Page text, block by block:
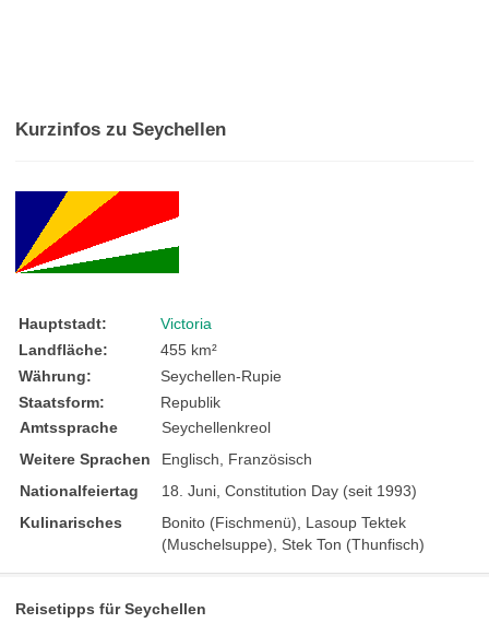
Kurzinfos zu Seychellen
Hauptstadt:
Victoria
Landfläche:
455 km²
Währung:
Seychellen-Rupie
Staatsform:
Republik
Amtssprache
Seychellenkreol
Weitere Sprachen
Englisch, Französisch
Nationalfeiertag
18. Juni, Constitution Day (seit 1993)
Kulinarisches
Bonito (Fischmenü), Lasoup Tektek
(Muschelsuppe), Stek Ton (Thunfisch)
Reisetipps für Seychellen